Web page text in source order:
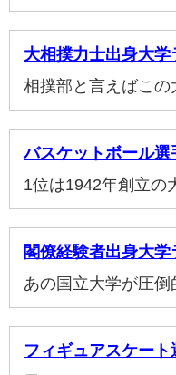
大相撲力士出身大学
相撲部と言えばこの
バスケットボール
1位は1942年創立の
閣僚経験者出身大学
あの国立大学が圧倒
フィギュアスケー